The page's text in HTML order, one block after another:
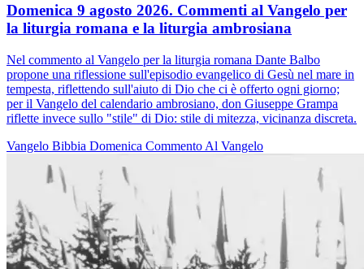
Domenica 9 agosto 2026. Commenti al Vangelo per
la liturgia romana e la liturgia ambrosiana
Nel commento al Vangelo per la liturgia romana Dante Balbo
propone una riflessione sull'episodio evangelico di Gesù nel mare in
tempesta, riflettendo sull'aiuto di Dio che ci è offerto ogni giorno;
per il Vangelo del calendario ambrosiano, don Giuseppe Grampa
riflette invece sullo "stile" di Dio: stile di mitezza, vicinanza discreta.
Vangelo Bibbia Domenica Commento Al Vangelo